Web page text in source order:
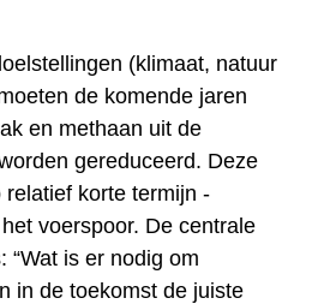
(klimaat, natuur
de komende jaren
en methaan uit de
gereduceerd. Deze
korte termijn -
voerspoor. De centrale
“Wat is er nodig om
in de toekomst de juiste